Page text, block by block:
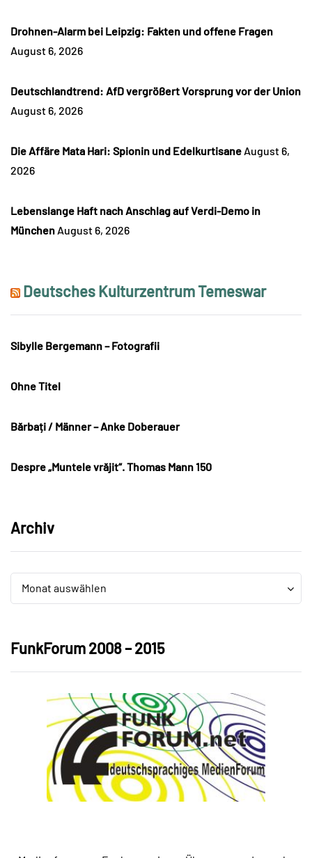
Drohnen-Alarm bei Leipzig: Fakten und offene Fragen
August 6, 2026
Deutschlandtrend: AfD vergrößert Vorsprung vor der Union
August 6, 2026
Die Affäre Mata Hari: Spionin und Edelkurtisane August 6,
2026
Lebenslange Haft nach Anschlag auf Verdi-Demo in
München August 6, 2026
Deutsches Kulturzentrum Temeswar
Sibylle Bergemann – Fotografii
Ohne Titel
Bărbați / Männer – Anke Doberauer
Despre „Muntele vrăjit“. Thomas Mann 150
Archiv
Monat auswählen
Archiv
FunkForum 2008 – 2015